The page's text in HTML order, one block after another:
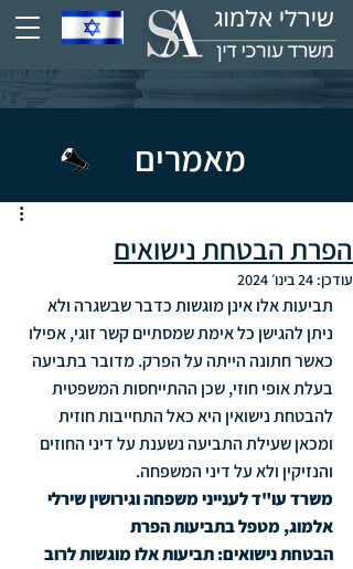
מאמרים
הפרת הבטחת נישואים
עודכן: 24 בינו׳ 2024
תביעות אלו אינן מוגשות כדבר שבשגרה ולא
ניתן להגישן כל אימת שמסתיים קשר זוגי, אפילו
כאשר חתונה הייתה על הפרק. מדובר בתביעה
בעלת אופי חוזי, שכן ההתייחסות המשפטית
להבטחת נישואין היא כאל התחייבות חוזית
ומכאן שעילת התביעה נשענת על דיני החוזים
והנזיקין ולא על דיני המשפחה.
משרד עו"ד לענייני משפחה וגירושין שירלי
אלמוג, מטפל בתביעות הפרת
הבטחת נישואים: תביעות אלו מוגשות לרוב